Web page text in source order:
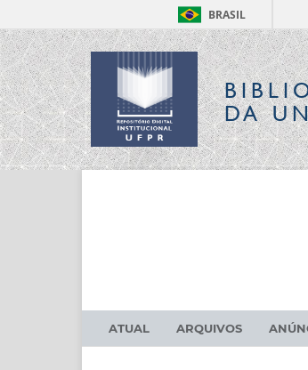
BRASIL
DA
ATUAL ARQUIVOS